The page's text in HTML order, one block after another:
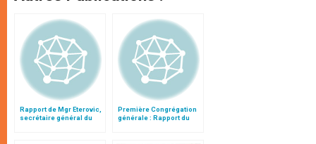
Rapport de Mgr Eterovic,
secrétaire général du
Première Congrégation
générale : Rapport du